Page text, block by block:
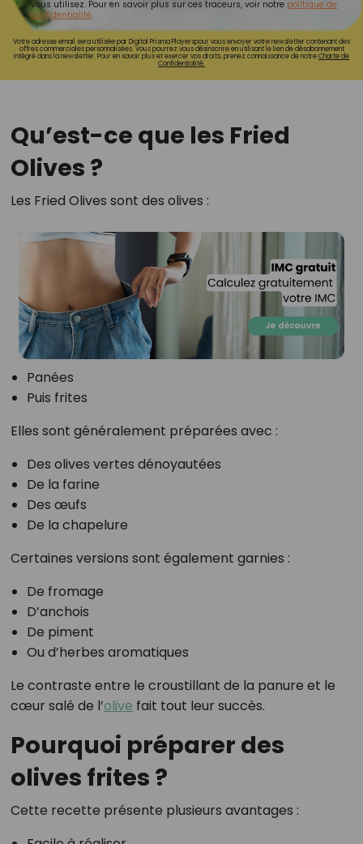
vous utilisez. Pour en savoir plus sur ces traceurs, voir notre politique de
confidentialité.
Votre adresse email sera utilisée par Digital Prisma Playerspour vous envoyer votre newsletter contenant des
offres commerciales personnalisées. Vous pourrez vous désinscrire en utilisant le lien de désabonnement
intégré dans la newsletter. Pour en savoir plus et exercer vos droits, prenez connaissance de notreCharte de
Confidentialité.
Qu’est-ce que les Fried
Olives ?
Les Fried Olives sont des olives :
Panées
Puis frites
Elles sont généralement préparées avec :
Des olives vertes dénoyautées
De la farine
Des œufs
De la chapelure
Certaines versions sont également garnies :
De fromage
D’anchois
De piment
Ou d’herbes aromatiques
Le contraste entre le croustillant de la panure et le
cœur salé de l’olive fait tout leur succès.
Pourquoi préparer des
olives frites ?
Cette recette présente plusieurs avantages :